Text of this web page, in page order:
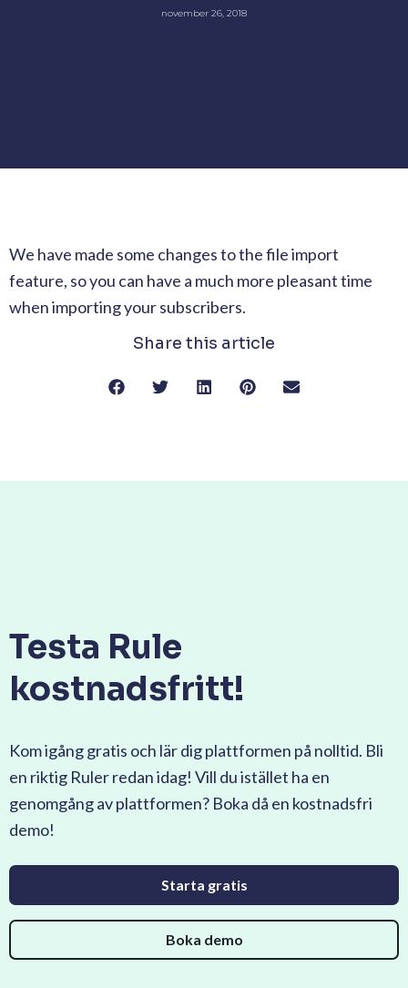
november 26, 2018
We have made some changes to the file import
feature, so you can have a much more pleasant time
when importing your subscribers.
Share this article
Testa Rule
kostnadsfritt!
Kom igång gratis och lär dig plattformen på nolltid. Bli
en riktig Ruler redan idag! Vill du istället ha en
genomgång av plattformen? Boka då en kostnadsfri
demo!
Starta gratis
Boka demo